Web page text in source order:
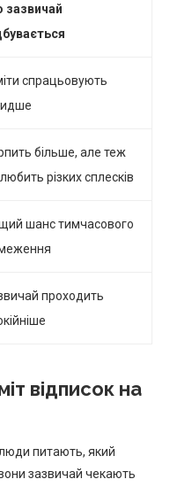
зазвичай
спрацьовують
більше, але теж
різких сплесків
шанс тимчасового
проходить
відписок на
питають, який
вони зазвичай чекають